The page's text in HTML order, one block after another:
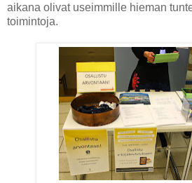
aikana olivat useimmille hieman
toimintoja.